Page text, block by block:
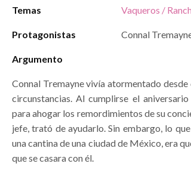
Temas Vaqueros /
Protagonistas Connal
Argumento
Connal Tremayne vivía atormentado
circunstancias. Al cumplirse el
para ahogar los remordimientos de su
jefe, trató de ayudarlo. Sin embargo, lo
una cantina de una ciudad de México, era
que se casara con él.